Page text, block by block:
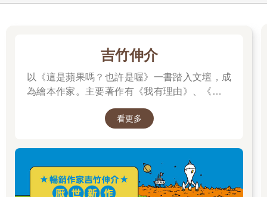
吉竹伸介
以《這是蘋果嗎？也許是喔》一書踏入文壇，成
為繪本作家。主要著作有《我有理由》、《脫不
下來啊！》、插畫集《纖細體操：吉竹伸介素描
集》，散文《胡思亂想很有用：吉竹伸介的靈感
經兒童出版文化獎美術獎、紐約時報最優秀繪本
獎、波隆那拉加茲童書獎特別獎，作品被翻譯成
多種語言，在許多國家出版。
看更多